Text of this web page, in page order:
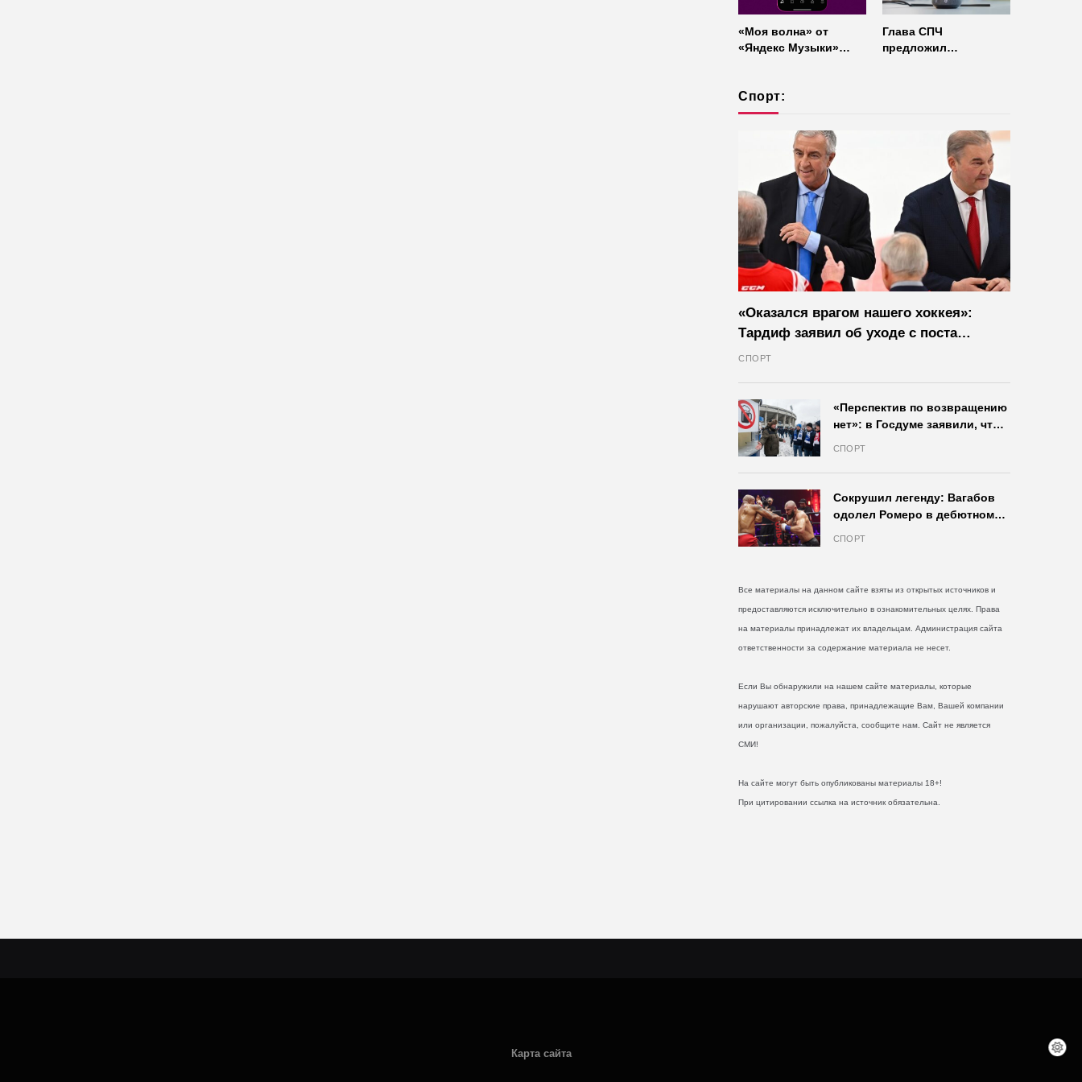
«Моя волна» от
«Яндекс Музыки»
Глава СПЧ
предложил
Спорт:
«Оказался врагом нашего хоккея»:
Тардиф заявил об уходе с поста
президента IIHF в октябре
СПОРТ
«Перспектив по возвращению
нет»: в Госдуме заявили, что
СПОРТ
Сокрушил легенду: Вагабов
одолел Ромеро в дебютном
СПОРТ
Все материалы на данном сайте взяты из открытых источников и
предоставляются исключительно в ознакомительных целях. Права
на материалы принадлежат их владельцам. Администрация сайта
ответственности за содержание материала не несет.
Если Вы обнаружили на нашем сайте материалы, которые
нарушают авторские права, принадлежащие Вам, Вашей компании
или организации, пожалуйста, сообщите нам. Сайт не является
СМИ!
На сайте могут быть опубликованы материалы 18+!
При цитировании ссылка на источник обязательна.
Карта сайта